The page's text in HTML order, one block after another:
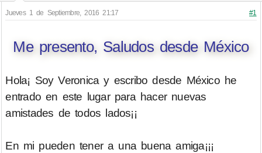
Jueves 1 de Septiembre, 2016 21:17 #1
Me presento, Saludos desde México
Hola¡ Soy Veronica y escribo desde México he
entrado en este lugar para hacer nuevas
amistades de todos lados¡¡
En mi pueden tener a una buena amiga¡¡¡